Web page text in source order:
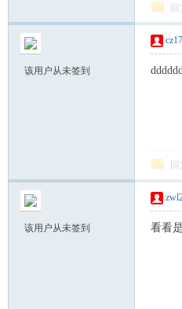
该用户从未签到
该用户从未签到 看看